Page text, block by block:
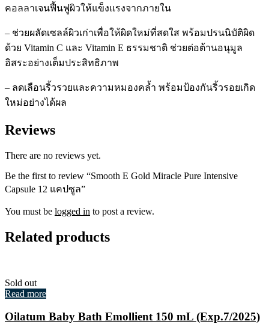
คอลลาเจนฟื้นฟูผิวให้แข็งแรงจากภายใน
– ช่วยผลัดเซลล์ผิวเก่าเพื่อให้ผิดใหม่ที่สดใส พร้อมปรนนิบัติผิด
ด้วย Vitamin C และ Vitamin E ธรรมชาติ ช่วยต่อต้านอนุมูล
อิสระอย่างเต็มประสิทธิภาพ
– ลดเลือนริ้วรวยและความหมองคล้ำ พร้อมป้องกันริ้วรอยเกิด
ใหม่อย่างได้ผล
Reviews
There are no reviews yet.
Be the first to review “Smooth E Gold Miracle Pure Intensive
Capsule 12 แคปซูล”
You must be logged in to post a review.
Related products
Sold out
Read more
Oilatum Baby Bath Emollient 150 mL (Exp.7/2025)